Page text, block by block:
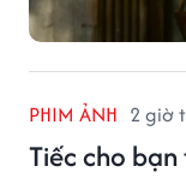
PHIM ẢNH 2 giờ
Tiếc cho